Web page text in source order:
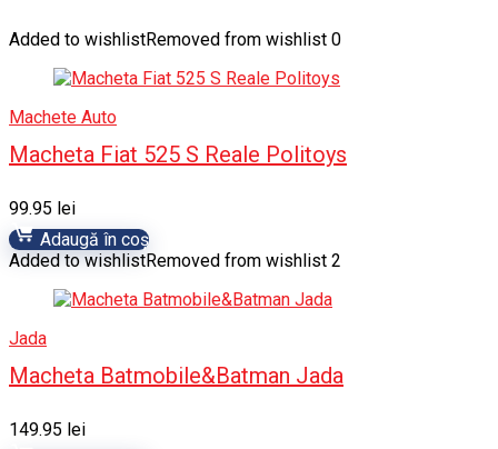
Added to wishlistRemoved from wishlist 0
Machete Auto
Macheta Fiat 525 S Reale Politoys
99.95 lei
Adaugă în coș
Added to wishlistRemoved from wishlist 2
Jada
Macheta Batmobile&Batman Jada
149.95 lei